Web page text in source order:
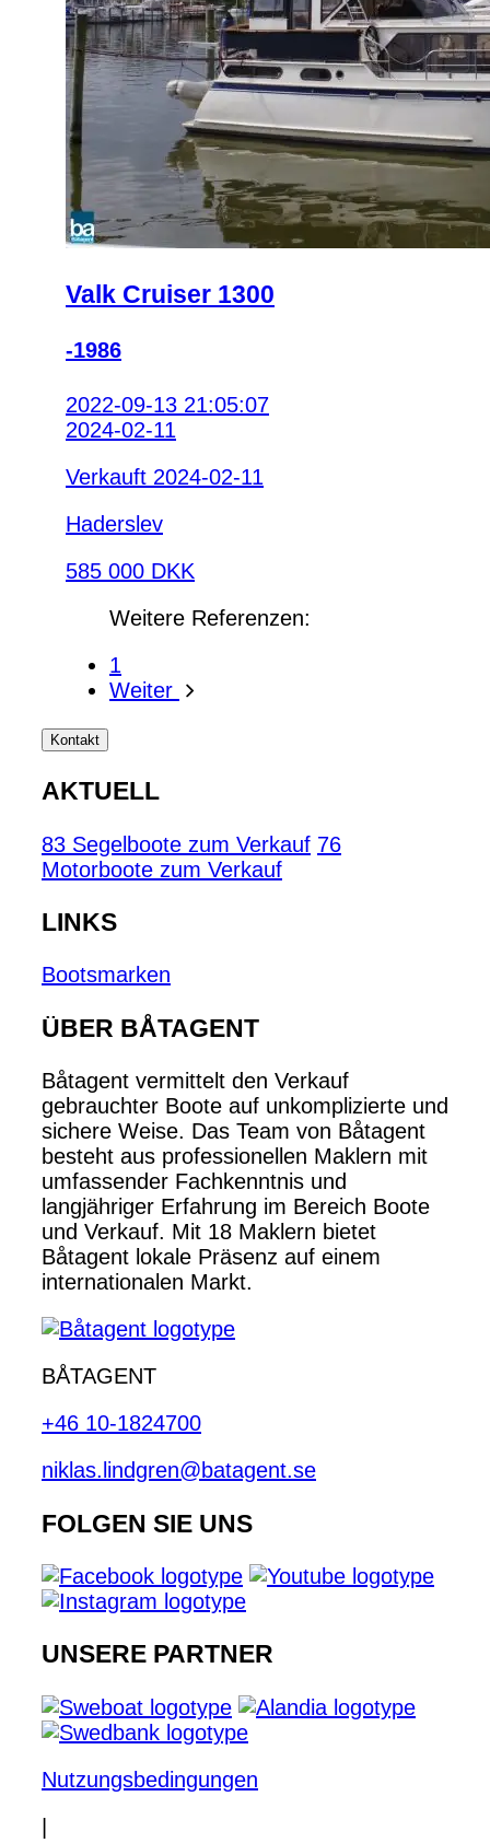
Valk Cruiser 1300
-1986
2022-09-13 21:05:07
2024-02-11
Verkauft 2024-02-11
Haderslev
585 000 DKK
Weitere Referenzen:
1
Weiter
Kontakt
AKTUELL
83 Segelboote zum Verkauf 76
Motorboote zum Verkauf
LINKS
Bootsmarken
ÜBER BÅTAGENT
Båtagent vermittelt den Verkauf
gebrauchter Boote auf unkomplizierte und
sichere Weise. Das Team von Båtagent
besteht aus professionellen Maklern mit
umfassender Fachkenntnis und
langjähriger Erfahrung im Bereich Boote
und Verkauf. Mit 18 Maklern bietet
Båtagent lokale Präsenz auf einem
internationalen Markt.
BÅTAGENT
+46 10-1824700
niklas.lindgren@batagent.se
FOLGEN SIE UNS
UNSERE PARTNER
Nutzungsbedingungen